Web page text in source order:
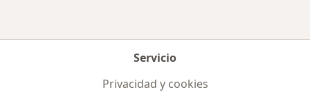
Servicio
Privacidad y cookies